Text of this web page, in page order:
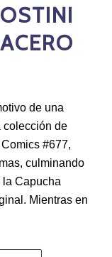
de una
colección de
#677,
culminando
Capucha
Mientras en